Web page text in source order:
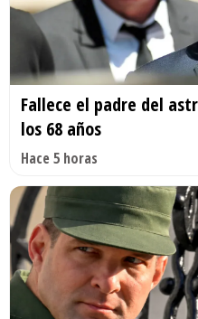
Fallece el padre del
los 68 años
Hace 5 horas